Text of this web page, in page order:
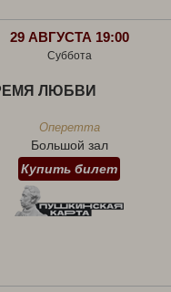
29 АВГУСТА 19:00
Суббота
ЛЮБВИ
Оперетта
Большой зал
Купить билет